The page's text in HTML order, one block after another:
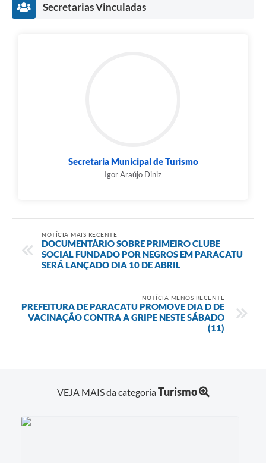
Secretarias Vinculadas
Secretaria Municipal de Turismo
Igor Araújo Diniz
NOTÍCIA MAIS RECENTE
DOCUMENTÁRIO SOBRE PRIMEIRO CLUBE
SOCIAL FUNDADO POR NEGROS EM PARACATU
SERÁ LANÇADO DIA 10 DE ABRIL
NOTÍCIA MENOS RECENTE
PREFEITURA DE PARACATU PROMOVE DIA D DE
VACINAÇÃO CONTRA A GRIPE NESTE SÁBADO
(11)
VEJA MAIS da categoriaTurismo